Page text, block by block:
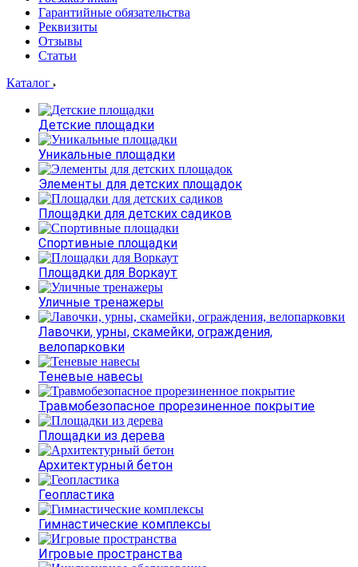
Гарантийные обязательства
Реквизиты
Отзывы
Статьи
Каталог
Детские площадки
Уникальные площадки
Элементы для детских площадок
Площадки для детских садиков
Спортивные площадки
Площадки для Воркаут
Уличные тренажеры
Лавочки, урны, скамейки, ограждения,
велопарковки
Теневые навесы
Травмобезопасное прорезиненное покрытие
Площадки из дерева
Архитектурный бетон
Геопластика
Гимнастические комплексы
Игровые пространства